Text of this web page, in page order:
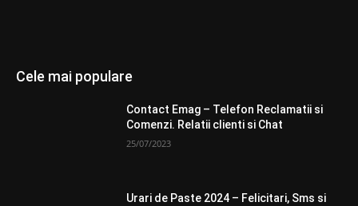
Cele mai populare
Contact Emag – Telefon Reclamatii si
Comenzi. Relatii clienti si Chat
25/07/2023
Urari de Paste 2024 – Felicitari, Sms si